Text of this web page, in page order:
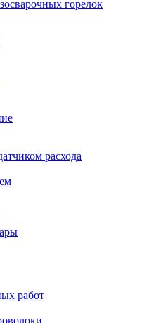
горелок
расхода
работ